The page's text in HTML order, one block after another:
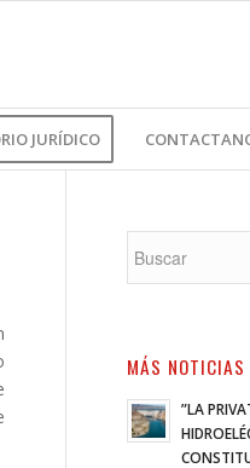
JURÍDICO
MÁS NOTICIAS
”LA